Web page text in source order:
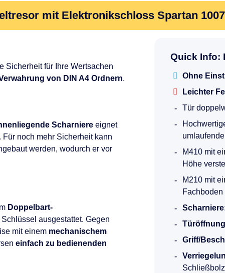
mit Elektronikschloss Spartan 1007
Sicherheit für Ihre Wertsachen
von DIN A4 Ordnern.
Scharniere eignet
. Für noch mehr Sicherheit kann
werden, wodurch er vor
Doppelbart-
ausgestattet. Gegen
mit einem mechanischem
einfach zu bedienenden
Quick Info:
Ohne
Leichter
Tür
M410 mit
Höhe
M210 mit
Fachboden
Griff/